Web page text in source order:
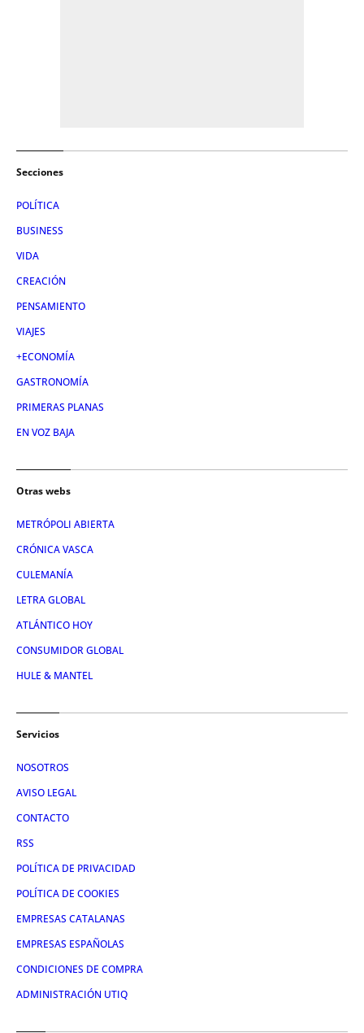
Secciones
POLÍTICA
BUSINESS
VIDA
CREACIÓN
PENSAMIENTO
VIAJES
+ECONOMÍA
GASTRONOMÍA
PRIMERAS PLANAS
EN VOZ BAJA
Otras webs
METRÓPOLI ABIERTA
CRÓNICA VASCA
CULEMANÍA
LETRA GLOBAL
ATLÁNTICO HOY
CONSUMIDOR GLOBAL
HULE & MANTEL
Servicios
NOSOTROS
AVISO LEGAL
CONTACTO
RSS
POLÍTICA DE PRIVACIDAD
POLÍTICA DE COOKIES
EMPRESAS CATALANAS
EMPRESAS ESPAÑOLAS
CONDICIONES DE COMPRA
ADMINISTRACIÓN UTIQ